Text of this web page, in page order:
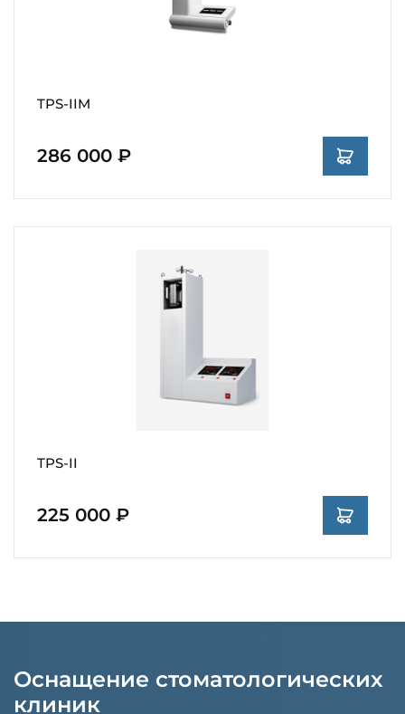
TPS-IIM
286 000 ₽
TPS-II
225 000 ₽
Оснащение стоматологических
клиник